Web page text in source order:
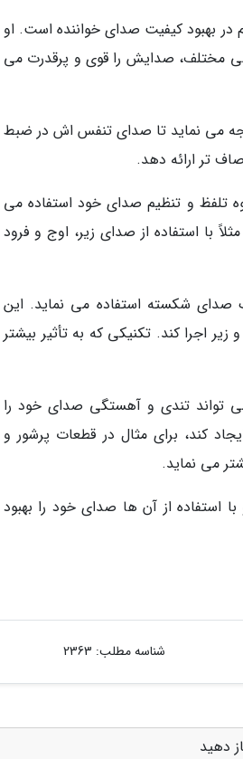
بهبود کیفیت صدای خواننده است. او
مختلف، صدایش را قوی و پرقدرت می
می نماید تا صدای تنفس اش در ضبط
تر ارائه دهد.
تلفظ و تنظیم صدای خود استفاده می
با استفاده از صدای زیر، اوج و فرود
شکسته استفاده می نماید. این
اجرا کند. تکنیکی که به تأثیر بیشتر
تندی و آهستگی صدای خود را
کند، برای مثال در قطعات پرشور و
می نماید.
از آن ها صدای خود را بهبود
شناسه مطلب: 2363
دهید